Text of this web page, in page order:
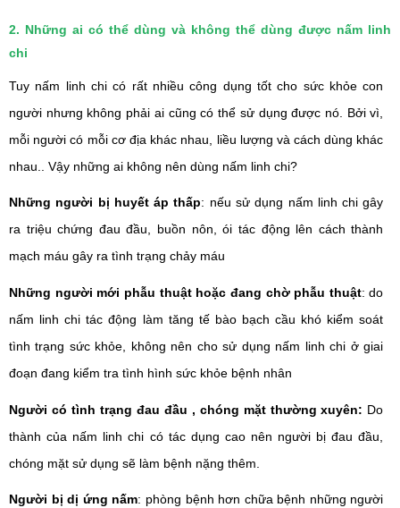
2. Những ai có thể dùng và không thể dùng được nấm linh
chi
Tuy nấm linh chi có rất nhiều công dụng tốt cho sức khỏe con
người nhưng không phải ai cũng có thể sử dụng được nó. Bởi vì,
mỗi người có mỗi cơ địa khác nhau, liều lượng và cách dùng khác
nhau..
Vậy những ai không nên dùng nấm linh chi?
Những người bị huyết áp thấp: nếu sử dụng nấm linh chi gây
ra triệu chứng đau đầu, buồn nôn, ói tác động lên cách thành
mạch máu gây ra tình trạng chảy máu
Những người mới phẫu thuật hoặc đang chờ phẫu thuật: do
nấm linh chi tác động làm tăng tế bào bạch cầu khó kiểm soát
tình trạng sức khỏe, không nên cho sử dụng nấm linh chi ở giai
đoạn đang kiểm tra tình hình sức khỏe bệnh nhân
Người có tình trạng đau đầu , chóng mặt thường xuyên: Do
thành của nấm linh chi có tác dụng cao nên người bị đau đầu,
chóng mặt sử dụng sẽ làm bệnh nặng thêm.
Người bị dị ứng nấm: phòng bệnh hơn chữa bệnh những người